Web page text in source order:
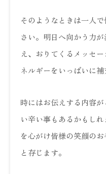
そのようなときは一人
さい。明日へ向かう力
え、おりてくるメッセ
ネルギーをいっぱいに補
時にはお伝えする内容
い辛い事もあるかもし
を心がけ皆様の笑顔の
と存じます。